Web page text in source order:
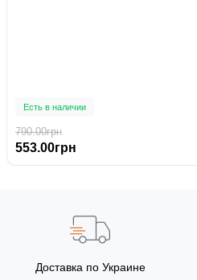
Есть в наличии
790.00грн
553.00грн
Доставка по Украине